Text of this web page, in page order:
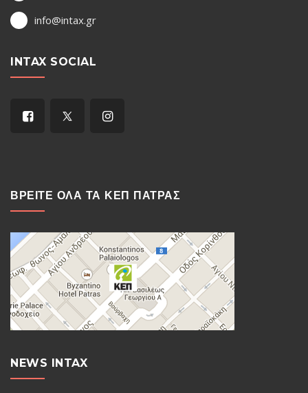
info@intax.gr
INTAX SOCIAL
ΒΡΕΙΤΕ ΟΛΑ ΤΑ ΚΕΠ ΠΑΤΡΑΣ
NEWS INTAX